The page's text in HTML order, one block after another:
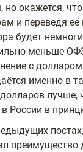
но окажется,
и переведя её
будет
меньше
с долларом
именно в
лучше,
России в
преимущество